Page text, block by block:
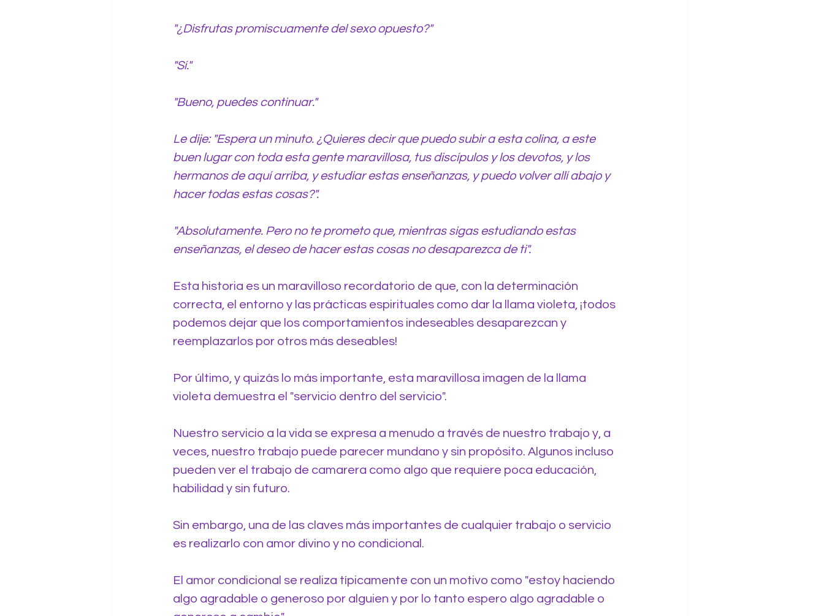
"¿Disfrutas promiscuamente del sexo opuesto?"
"Sí."
"Bueno, puedes continuar."
Le dije: "Espera un minuto. ¿Quieres decir que puedo subir a esta colina, a este
buen lugar con toda esta gente maravillosa, tus discípulos y los devotos, y los
hermanos de aquí arriba, y estudiar estas enseñanzas, y puedo volver allí abajo y
hacer todas estas cosas?".
"Absolutamente. Pero no te prometo que, mientras sigas estudiando estas
enseñanzas, el deseo de hacer estas cosas no desaparezca de ti".
Esta historia es un maravilloso recordatorio de que, con la determinación
correcta, el entorno y las prácticas espirituales como dar la llama violeta, ¡todos
podemos dejar que los comportamientos indeseables desaparezcan y
reemplazarlos por otros más deseables!
Por último, y quizás lo más importante, esta maravillosa imagen de la llama
violeta demuestra el "servicio dentro del servicio".
Nuestro servicio a la vida se expresa a menudo a través de nuestro trabajo y, a
veces, nuestro trabajo puede parecer mundano y sin propósito. Algunos incluso
pueden ver el trabajo de camarera como algo que requiere poca educación,
habilidad y sin futuro.
Sin embargo, una de las claves más importantes de cualquier trabajo o servicio
es realizarlo con amor divino y no condicional.
El amor condicional se realiza típicamente con un motivo como "estoy haciendo
algo agradable o generoso por alguien y por lo tanto espero algo agradable o